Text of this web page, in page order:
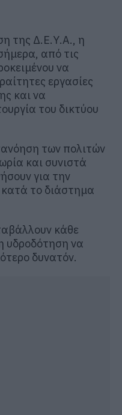
της Δ.Ε.Υ.Α., η
από τις
να
εργασίες
και να
του δικτύου
των πολιτών
και συνιστά
για την
το διάστημα
κάθε
υδροδότηση να
δυνατόν.